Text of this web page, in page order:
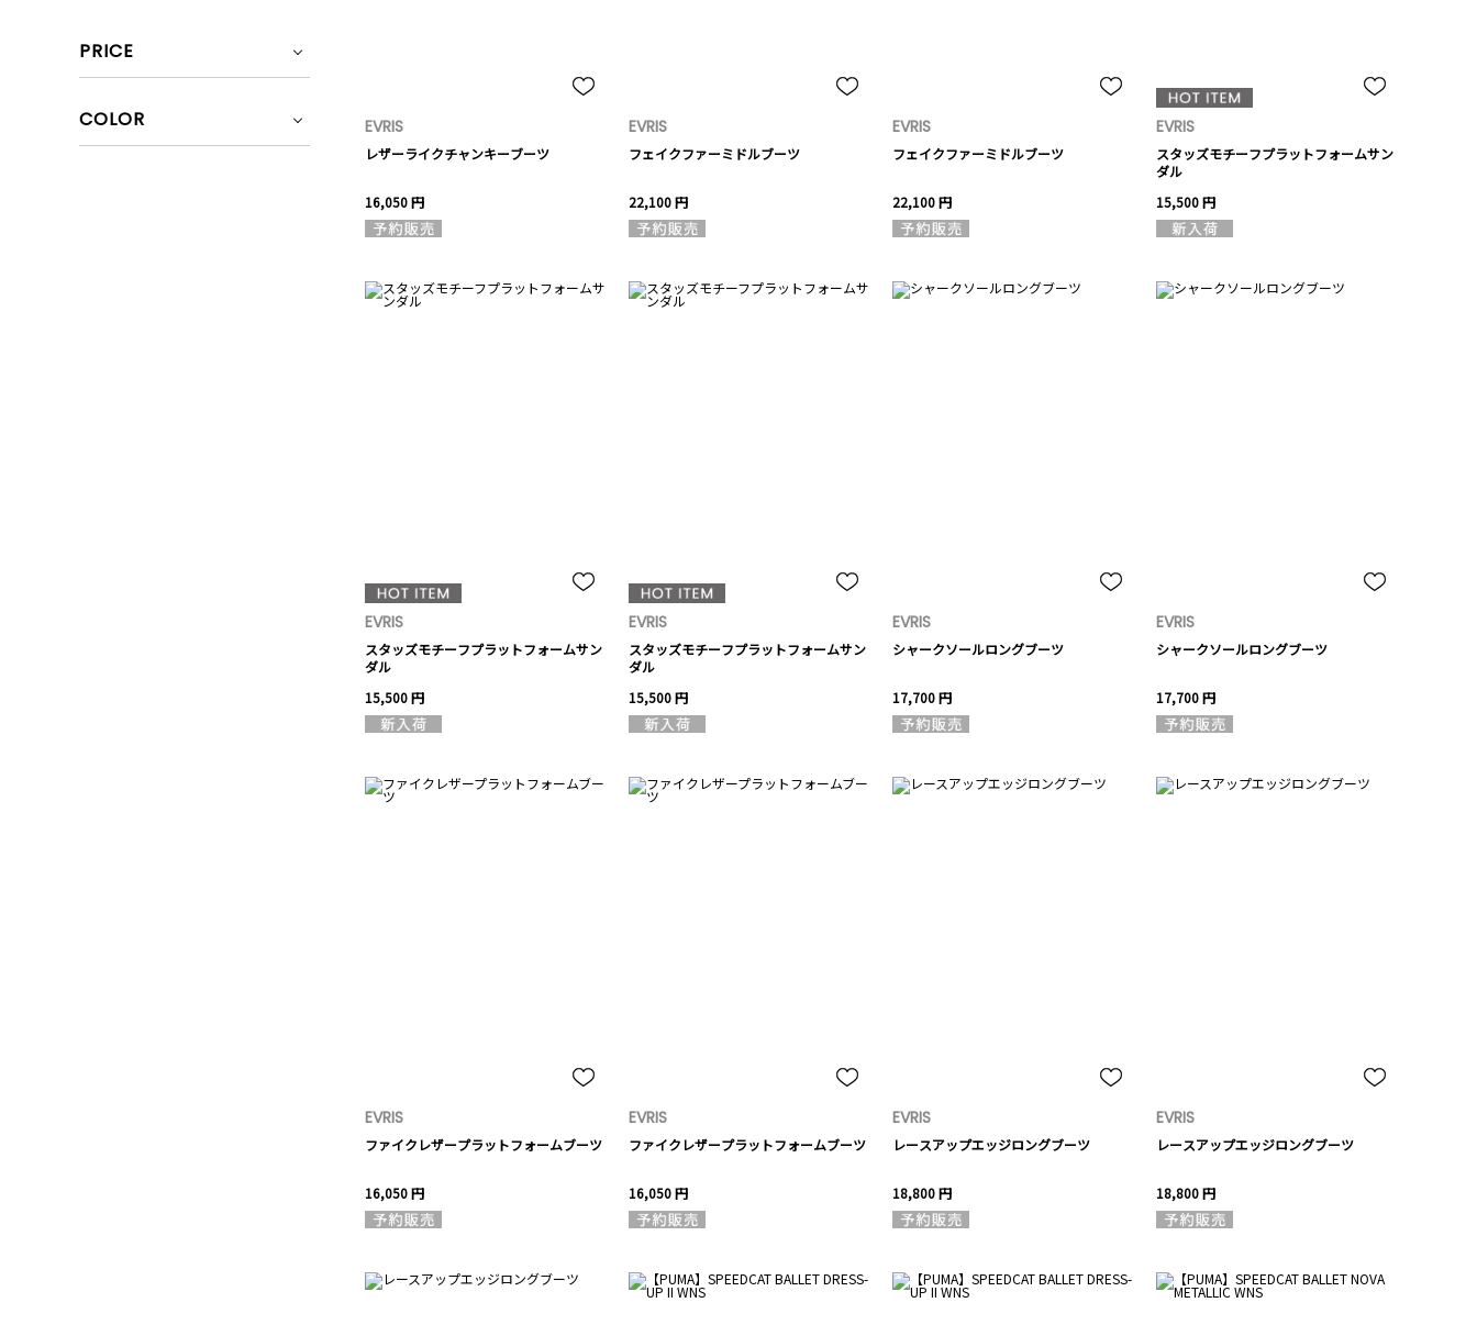
EVRIS
レザーライクチャンキーブーツ
16,050 円
EVRIS
フェイクファーミドルブーツ
22,100 円
EVRIS
フェイクファーミドルブーツ
22,100 円
EVRIS
スタッズモチーフプラットフォームサン
ダル
15,500 円
EVRIS
スタッズモチーフプラットフォームサン
ダル
15,500 円
EVRIS
スタッズモチーフプラットフォームサン
ダル
15,500 円
EVRIS
シャークソールロングブーツ
17,700 円
EVRIS
シャークソールロングブーツ
17,700 円
EVRIS
ファイクレザープラットフォームブーツ
16,050 円
EVRIS
ファイクレザープラットフォームブーツ
16,050 円
EVRIS
レースアップエッジロングブーツ
18,800 円
EVRIS
レースアップエッジロングブーツ
18,800 円
PRICE
COLOR